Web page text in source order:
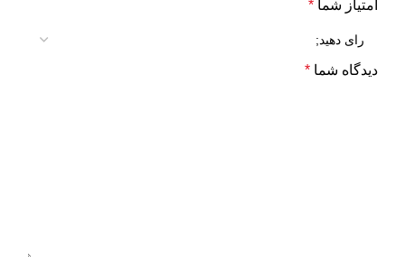
امتیاز شما *
دیدگاه شما *